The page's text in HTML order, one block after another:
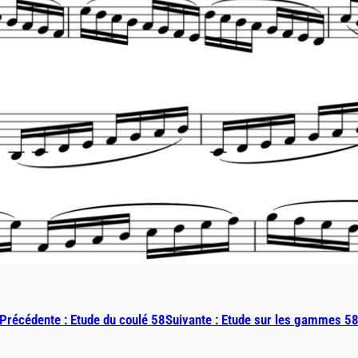
Précédente : Etude du coulé 58Suivante : Etude sur les gammes 58